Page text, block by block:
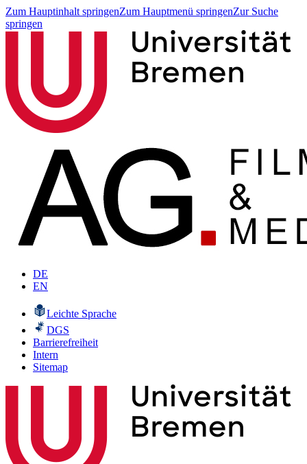
Zum Hauptinhalt springenZum Hauptmenü springenZur Suche
springen
DE
EN
Leichte Sprache
DGS
Barrierefreiheit
Intern
Sitemap